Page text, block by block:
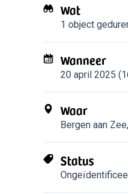
Wat
1 object
Wanneer
20 april 2025
Waar
Bergen aan Zee,
Status